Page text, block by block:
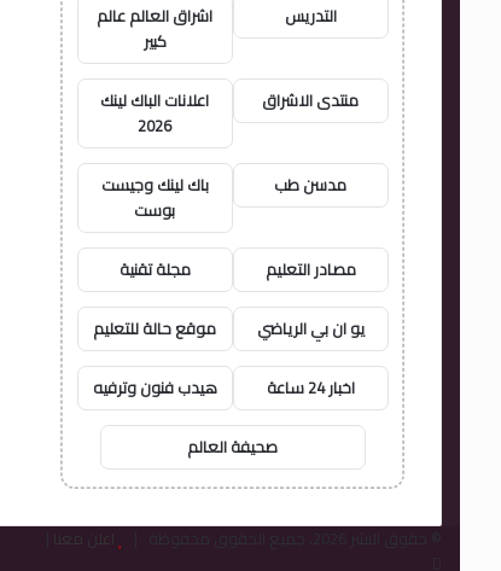
التدريس
اشراق العالم عالم
كبير
منتدى الاشراق
اعلانات الباك لينك
2026
مدسن طب
باك لينك وجيست
بوست
مصادر التعليم مجلة تقنية
يو ان بي الرياضي موقع حالة للتعليم
اخبار 24 ساعة هيدب فنون وترفيه
صحيفة العالم
© حقوق النشر 2026، جميع الحقوق محفوظة | اعلن معنا